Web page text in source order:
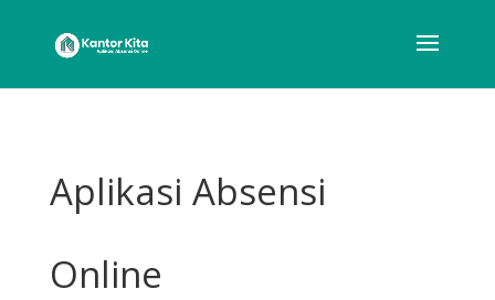
Aplikasi Absensi
Online